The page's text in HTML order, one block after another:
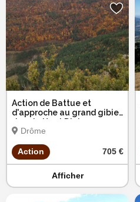
Action de Battue et
d'approche au grand gibier
dans le Haut Diois
Drôme
Action 705 €
Afficher